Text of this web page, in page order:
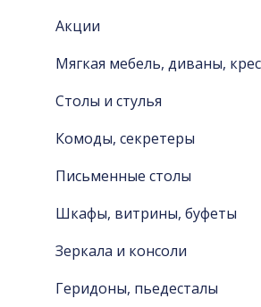
Акции
Мягкая мебель, диваны,
Столы и стулья
Комоды, секретеры
Письменные столы
Шкафы, витрины, буфеты
Зеркала и консоли
Геридоны, пьедесталы